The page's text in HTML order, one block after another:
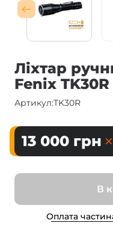
Ліхтар
Fenix TK30R
Артикул:TK30R
13 000 грн
В
Оплата